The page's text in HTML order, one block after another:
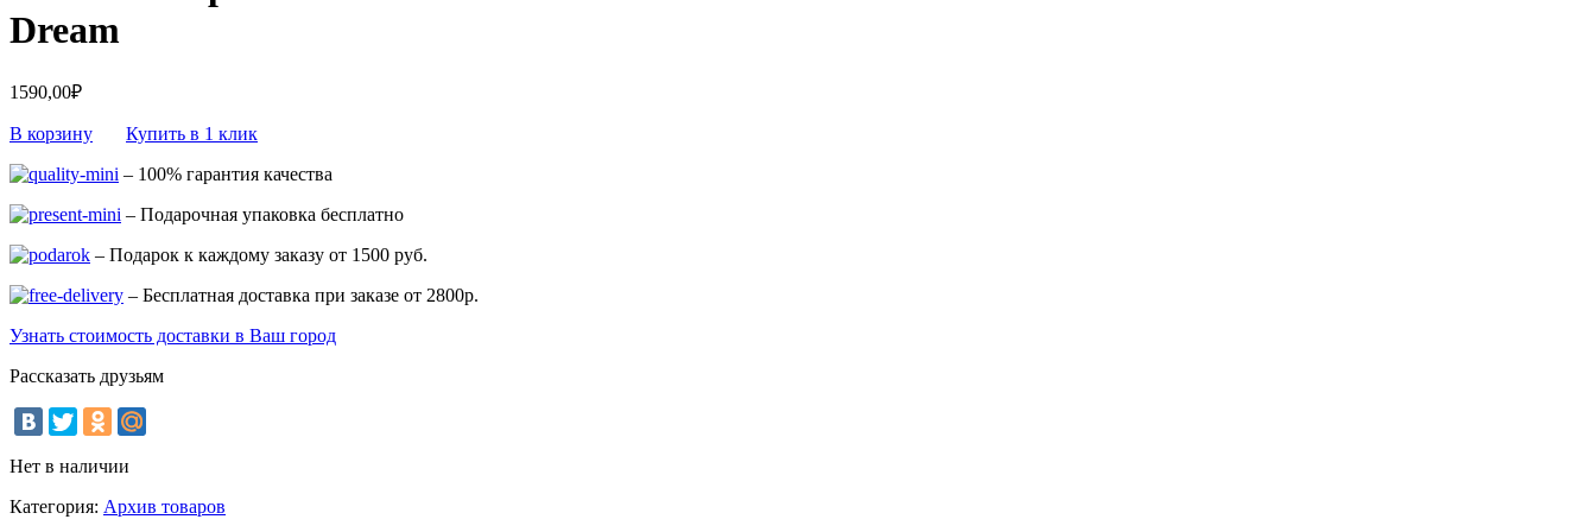
Dream
1590,00₽
В корзину
Купить в 1 клик
– 100% гарантия качества
– Подарочная упаковка бесплатно
– Подарок к каждому заказу от 1500 руб.
– Бесплатная доставка при заказе от 2800р.
Узнать стоимость доставки в Ваш город
Рассказать друзьям
Нет в наличии
Категория: Архив товаров